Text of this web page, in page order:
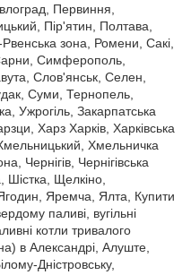
Первиння,
Пір'ятин, Полтава,
зона, Ромени, Сакі,
Симферополь,
Слов'янськ, Селен,
Суми, Тернопель,
Ужрогіль, Закарпатська
Харз Харків, Харківська
Хмельничка
Чернігів, Чернігівська
Шістка, Щелкіно,
Яремча, Ялта, Купити
паливі, вугільні
котли тривалого
в Александрі, Алуште,
Дністровську,